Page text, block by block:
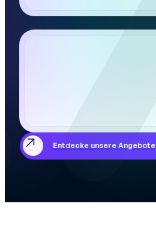
Entdecke unsere Angebote